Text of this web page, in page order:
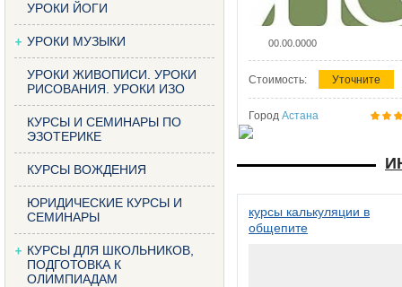
УРОКИ ЙОГИ
УРОКИ МУЗЫКИ
УРОКИ ЖИВОПИСИ. УРОКИ
РИСОВАНИЯ. УРОКИ ИЗО
КУРСЫ И СЕМИНАРЫ ПО
ЭЗОТЕРИКЕ
КУРСЫ ВОЖДЕНИЯ
ЮРИДИЧЕСКИЕ КУРСЫ И
СЕМИНАРЫ
КУРСЫ ДЛЯ ШКОЛЬНИКОВ,
ПОДГОТОВКА К
ОЛИМПИАДАМ
00.00.0000
Стоимость: Уточните
Город Астана
курсы калькуляции в
общепите